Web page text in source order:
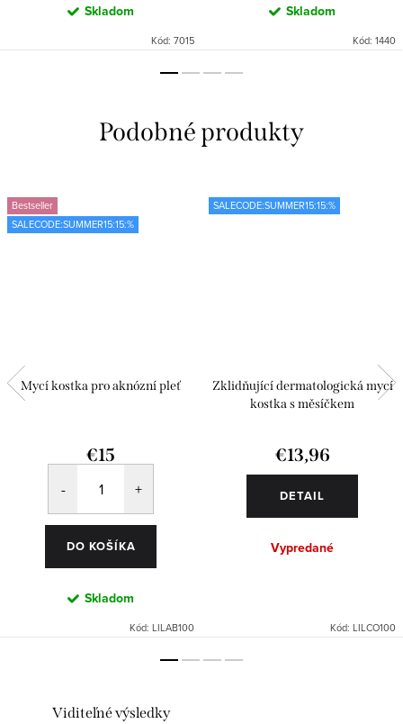
Skladom
Kód: 7015
Skladom
Kód: 1440
Bestseller
SALECODE:SUMMER15:15:%
Mycí kostka pro aknózní pleť
€15
DO KOŠÍKA
Skladom
Kód: LILAB100
SALECODE:SUMMER15:15:%
Zklidňující dermatologická mycí
kostka s měsíčkem
€13,96
DETAIL
Vypredané
Kód: LILCO100
Viditeľné výsledky